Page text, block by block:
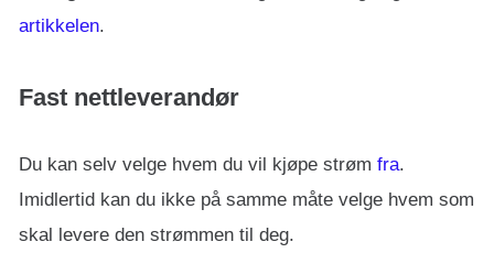
artikkelen.
Fast nettleverandør
Du kan selv velge hvem du vil kjøpe strøm fra.
Imidlertid kan du ikke på samme måte velge hvem som
skal levere den strømmen til deg.